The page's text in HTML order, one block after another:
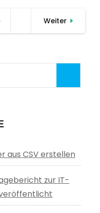
Weiter
aus CSV erstellen
zur IT-